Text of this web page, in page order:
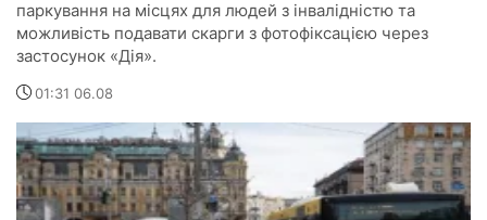
паркування на місцях для людей з інвалідністю та
можливість подавати скарги з фотофіксацією через
застосунок «Дія».
01:31 06.08